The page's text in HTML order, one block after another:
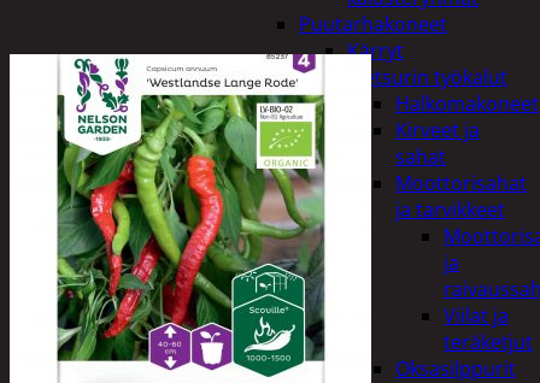
Puutarhakoneet
Kärryt
Metsurin työkalut
Halkomakoneet
Kirveet ja
sahat
Moottorisahat
ja tarvikkeet
ja
Viilat ja
teräketjut
Oksasilppurit